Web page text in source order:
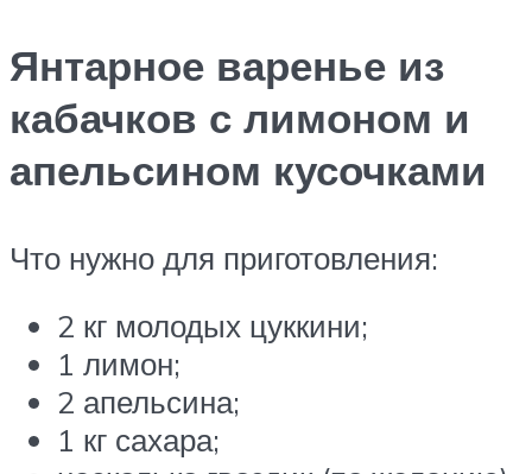
Янтарное варенье из
кабачков с лимоном и
апельсином кусочками
Что нужно для приготовления:
2 кг молодых цуккини;
1 лимон;
2 апельсина;
1 кг сахара;